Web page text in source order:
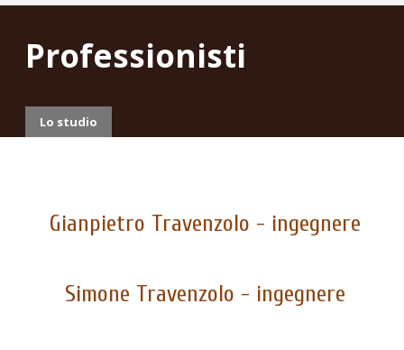
Professionisti
Lo studio
Gianpietro Travenzolo - ingegnere
Simone Travenzolo - ingegnere